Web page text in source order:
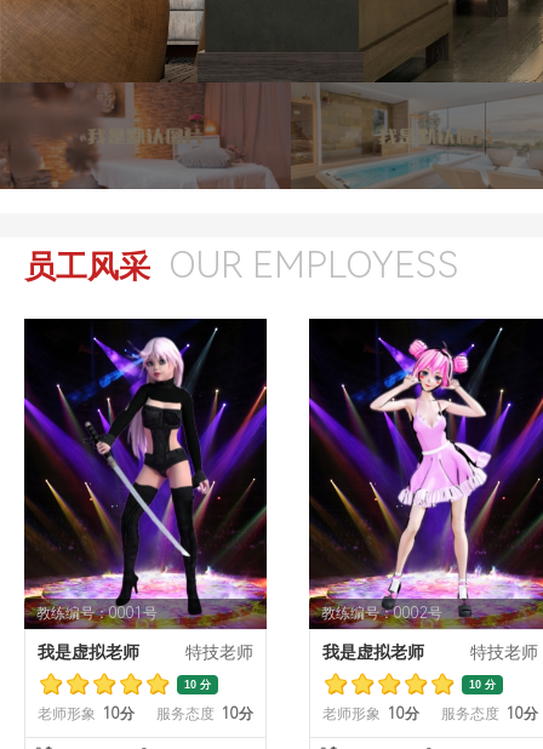
员工风采 OUR EMPLOYESS
教练编号：0001号
我是虚拟老师 特技老师
10 分
老师形象 10分 服务态度 10分
教练编号：0002号
我是虚拟老师 特技老师
10 分
老师形象 10分 服务态度 10分